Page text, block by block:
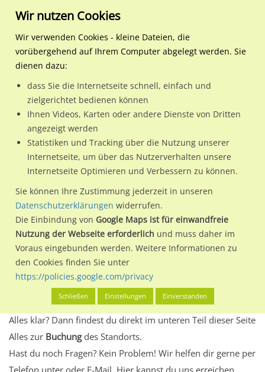
Regionale Plakatwerbung Sachsen-Anhalt
Magdeburg,
Halberstädter Str. 68/
Nutze günstige Werbemöglichkeiten am Standort
Halberstädter Str. 68/Wiener Str. re. We. li.im Ortsteil
Sudenburg)in Magdeburg, Landeshauptstadt.
Wir erheben für jede unserer Werbeflächen individuelle und
aktuelleStandortinformationenund Leistungswerte. Damit
kannst du dich schon vor der Buchung im Detail über den
Standort, seine Reichweite und Werbewirkung sowie
eventuelle Beschränkungen in den zugelassenen
Werbeinhalten informieren.
Alles klar? Dann findest du direkt im unteren Teil dieser Seite
Alles zur Buchungdes Standorts.
Hast du noch Fragen? Kein Problem! Wir helfen dir gerne per
Telefon unter oder E-Mail. Hier kannst du uns erreichen.
Wir nutzen Cookies
Wir verwenden Cookies - kleine Dateien, die
vorübergehend auf Ihrem Computer abgelegt werden. Sie
dienen dazu:
dass Sie die Internetseite schnell, einfach und
zielgerichtet bedienen können
Ihnen Videos, Karten oder andere Dienste von Dritten
angezeigt werden
Statistiken und Tracking über die Nutzung unserer
Internetseite, um über das Nutzerverhalten unsere
Internetseite Optimieren und Verbessern zu können.
Sie können Ihre Zustimmung jederzeit in unseren
Datenschutzerklärungen widerrufen.
Die Einbindung von Google Maps ist für einwandfreie
Nutzung der Webseite erforderlich und muss daher im
Voraus eingebunden werden. Weitere Informationen zu
den Cookies finden Sie unter
https://policies.google.com/privacy
Schließen Einstellungen Einverstanden